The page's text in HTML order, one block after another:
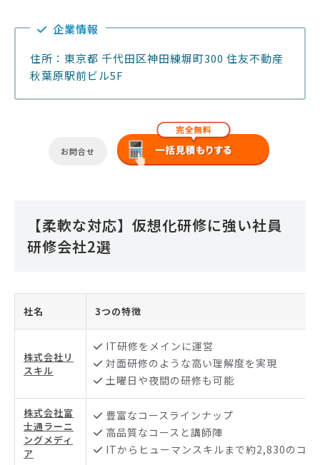
企業情報
住所：東京都 千代田区神田練塀町300 住友不動産
秋葉原駅前ビル5F
お問合せ
【柔軟な対応】仮想化研修に強い社員
研修会社2選
社名 3つの特徴
株式会社リ
スキル
IT研修をメインに運営
対面研修のような高い理解度を実現
土曜日や夜間の研修も可能
株式会社富
士通ラーニ
ングメディ
ア
豊富なコースラインナップ
高品質なコースと講師陣
ITからヒューマンスキルまで約2,830のコー